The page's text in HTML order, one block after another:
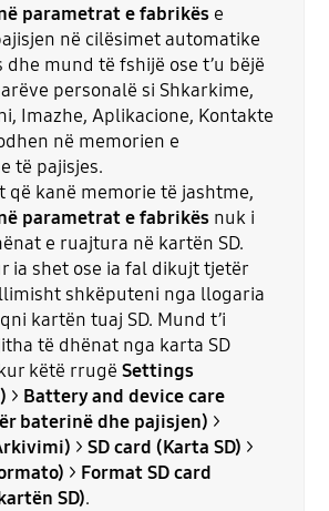
parametrat e fabrikës e
në cilësimet automatike
mund të fshijë ose t’u bëjë
personalë si Shkarkime,
Imazhe, Aplikacione, Kontakte
në memorien e
të pajisjes.
që kanë memorie të jashtme,
parametrat e fabrikës nuk i
e ruajtura në kartën SD.
ia shet ose ia fal dikujt tjetër
shkëputeni nga llogaria
kartën tuaj SD. Mund t’i
të dhënat nga karta SD
këtë rrugëSettings
> Battery and device care
baterinë dhe pajisjen) >
>SD card (Karta SD) >
> Format SD card
SD).